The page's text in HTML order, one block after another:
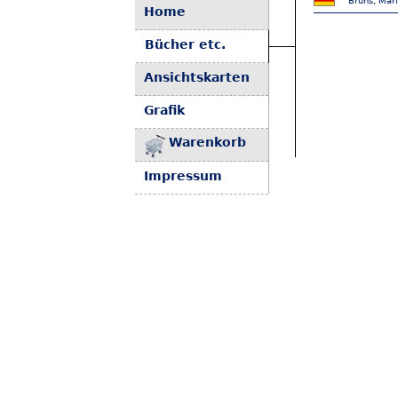
Home
Bücher etc.
Ansichtskarten
Grafik
Warenkorb
Impressum